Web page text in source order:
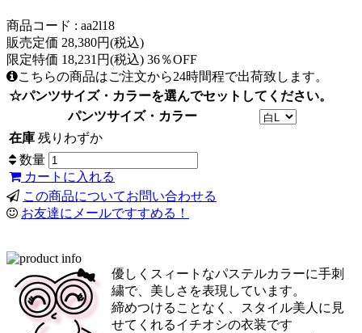
商品コード : aa2l18
販売定価 28,380円(税込)
限定特価 18,231円(税込) 36％OFF
こちらの商品はご注文から24時間程で出荷致します。
☆パンツサイズ・カラーを選んでセットしてください。
パンツサイズ・カラー
在庫 残りわずか
数量
カートに入れる
この商品についてお問い合わせる
お友達にメールですすめる！
優しくスィートなパステルカラーに手刺
繍で、美しさを表現しています。
締めつけることなく、スタイル美人に見
せてくれるイチオシの衣装です